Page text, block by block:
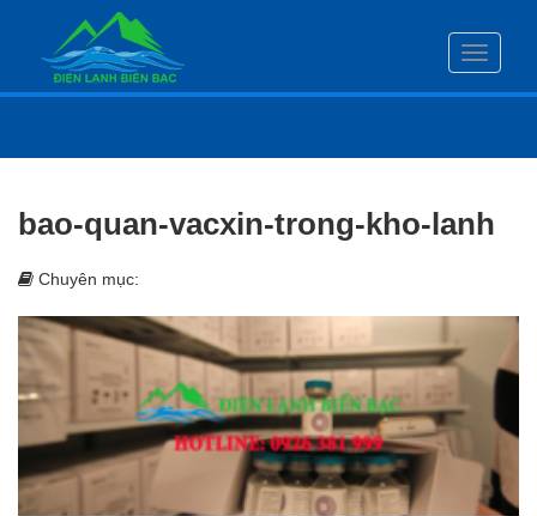
Toggle
bao-quan-vacxin-trong-kho-lanh
Chuyên mục: